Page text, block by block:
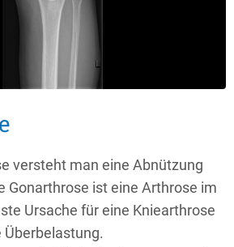
versteht man eine Abnützung
Gonarthrose ist eine Arthrose im
Ursache für eine Kniearthrose